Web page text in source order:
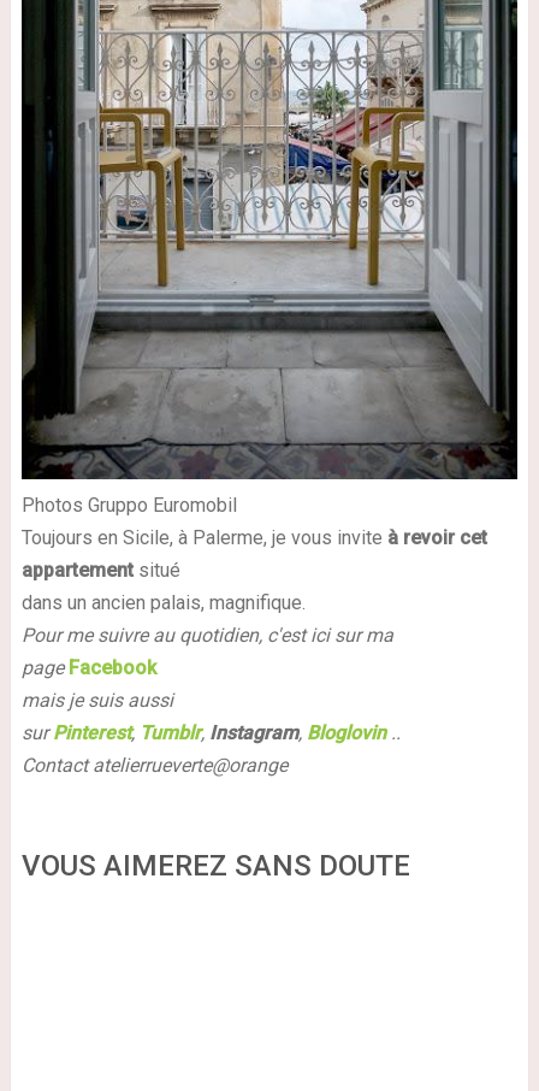
Photos Gruppo Euromobil
Toujours en Sicile, à Palerme, je vous invite à revoir cet
appartement situé
dans un ancien palais, magnifique.
Pour me suivre au quotidien, c'est ici sur ma
page Facebook
mais je suis aussi
surPinterest, Tumblr, Instagram, Bloglovin..
Contact atelierrueverte@orange
VOUS AIMEREZ SANS DOUTE